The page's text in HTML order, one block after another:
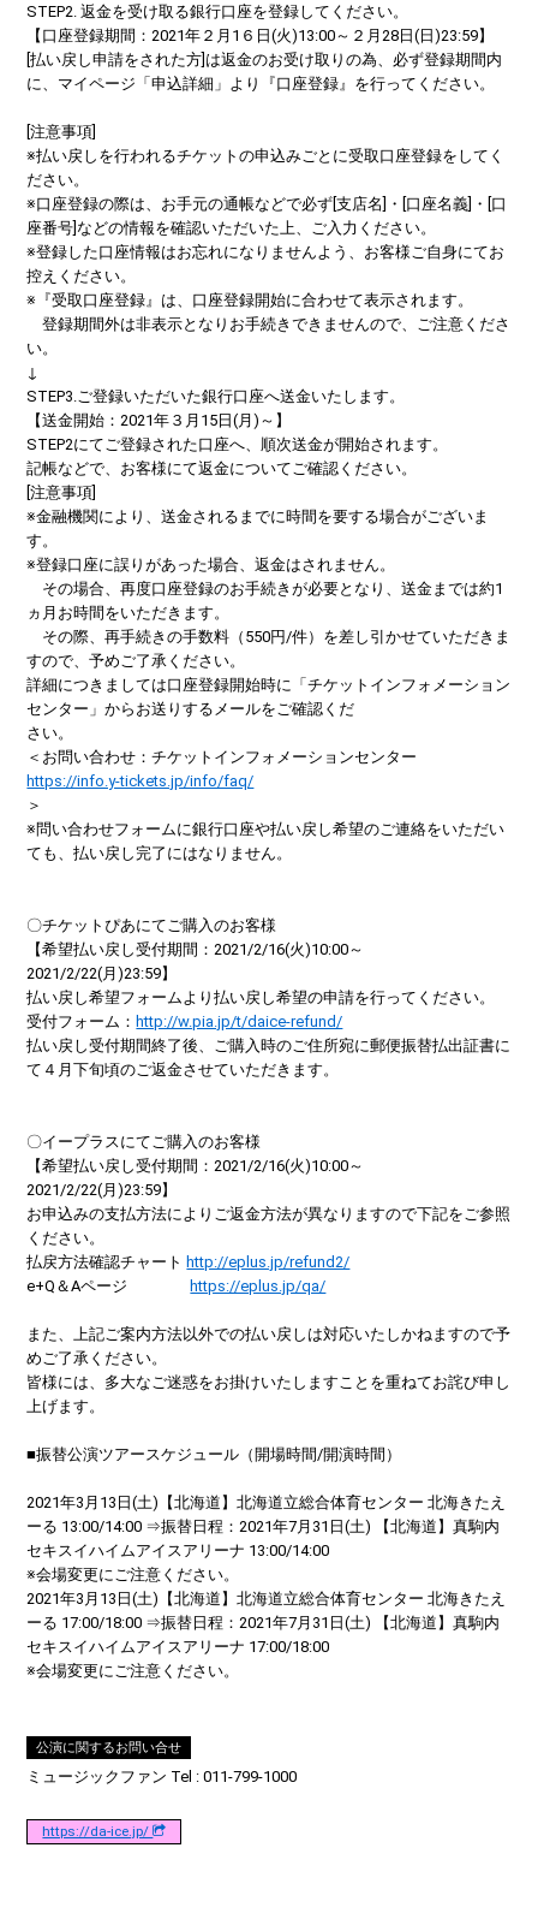
STEP2. 返金を受け取る銀行口座を登録してください。
【口座登録期間：2021年２月1６日(火)13:00～２月28日(日)23:59】
[払い戻し申請をされた方]は返金のお受け取りの為、必ず登録期間内
に、マイページ「申込詳細」より『口座登録』を行ってください。
[注意事項]
※払い戻しを行われるチケットの申込みごとに受取口座登録をしてく
ださい。
※口座登録の際は、お手元の通帳などで必ず[支店名]・[口座名義]・[口
座番号]などの情報を確認いただいた上、ご入力ください。
※登録した口座情報はお忘れになりませんよう、お客様ご自身にてお
控えください。
※『受取口座登録』は、口座登録開始に合わせて表示されます。
登録期間外は非表示となりお手続きできませんので、ご注意くださ
い。
↓
STEP3.ご登録いただいた銀行口座へ送金いたします。
【送金開始：2021年３月15日(月)～】
STEP2にてご登録された口座へ、順次送金が開始されます。
記帳などで、お客様にて返金についてご確認ください。
[注意事項]
※金融機関により、送金されるまでに時間を要する場合がございま
す。
※登録口座に誤りがあった場合、返金はされません。
その場合、再度口座登録のお手続きが必要となり、送金までは約1
ヵ月お時間をいただきます。
その際、再手続きの手数料（550円/件）を差し引かせていただきま
すので、予めご了承ください。
詳細につきましては口座登録開始時に「チケットインフォメーション
センター」からお送りするメールをご確認くだ
さい。
＜お問い合わせ：チケットインフォメーションセンター
https://info.y-tickets.jp/info/faq/
＞
※問い合わせフォームに銀行口座や払い戻し希望のご連絡をいただい
ても、払い戻し完了にはなりません。
〇チケットぴあにてご購入のお客様
【希望払い戻し受付期間：2021/2/16(火)10:00～
2021/2/22(月)23:59】
払い戻し希望フォームより払い戻し希望の申請を行ってください。
受付フォーム：http://w.pia.jp/t/daice-refund/
払い戻し受付期間終了後、ご購入時のご住所宛に郵便振替払出証書に
て４月下旬頃のご返金させていただきます。
〇イープラスにてご購入のお客様
【希望払い戻し受付期間：2021/2/16(火)10:00～
2021/2/22(月)23:59】
お申込みの支払方法によりご返金方法が異なりますので下記をご参照
ください。
払戻方法確認チャートhttp://eplus.jp/refund2/
e+Q＆Aページhttps://eplus.jp/qa/
また、上記ご案内方法以外での払い戻しは対応いたしかねますので予
めご了承ください。
皆様には、多大なご迷惑をお掛けいたしますことを重ねてお詫び申し
上げます。
■振替公演ツアースケジュール（開場時間/開演時間）
2021年3月13日(土)【北海道】北海道立総合体育センター 北海きたえ
ーる 13:00/14:00 ⇒振替日程：2021年7月31日(土) 【北海道】真駒内
セキスイハイムアイスアリーナ 13:00/14:00
※会場変更にご注意ください。
2021年3月13日(土)【北海道】北海道立総合体育センター 北海きたえ
ーる 17:00/18:00 ⇒振替日程：2021年7月31日(土) 【北海道】真駒内
セキスイハイムアイスアリーナ 17:00/18:00
※会場変更にご注意ください。
公演に関するお問い合せ
ミュージックファン Tel : 011-799-1000
https://da-ice.jp/